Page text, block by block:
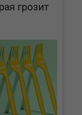
грозит